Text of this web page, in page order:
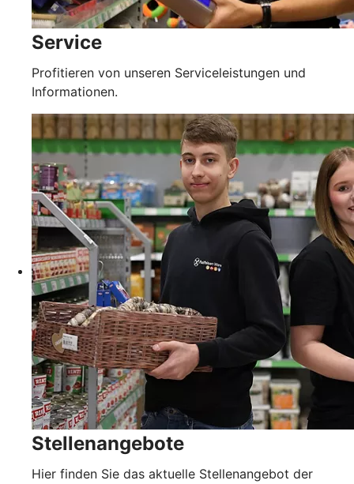
Service
Profitieren von unseren Serviceleistungen und
Informationen.
Stellenangebote
Hier finden Sie das aktuelle Stellenangebot der